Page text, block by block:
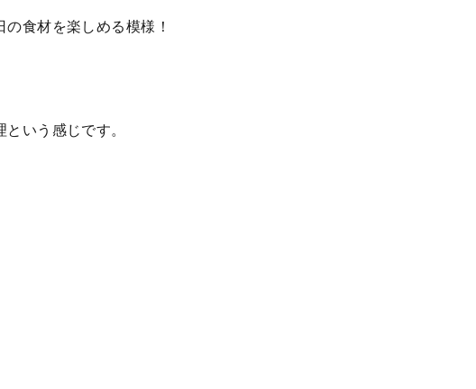
食材を楽しめる模様！
いう感じです。